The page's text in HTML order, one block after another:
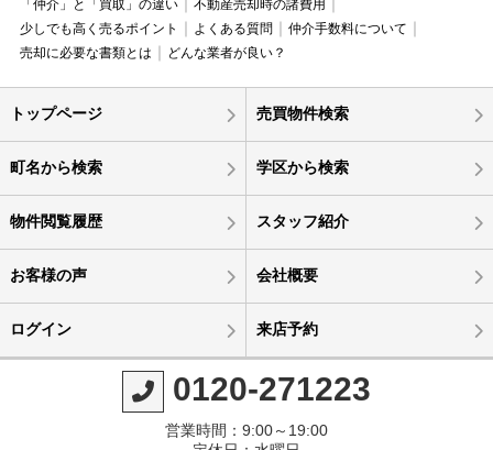
「仲介」と「買取」の違い
不動産売却時の諸費用
少しでも高く売るポイント
よくある質問
仲介手数料について
売却に必要な書類とは
どんな業者が良い？
トップページ 売買物件検索
町名から検索 学区から検索
物件閲覧履歴 スタッフ紹介
お客様の声 会社概要
ログイン 来店予約
0120-271223
営業時間：9:00～19:00